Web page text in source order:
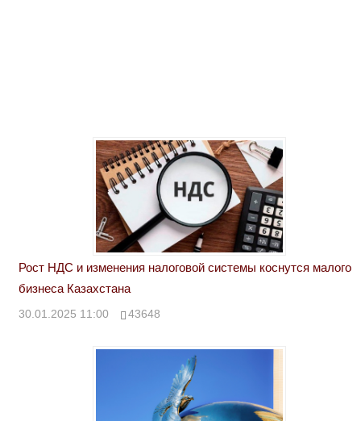
Рост НДС и изменения налоговой системы коснутся малого
бизнеса Казахстана
30.01.2025 11:00 43648